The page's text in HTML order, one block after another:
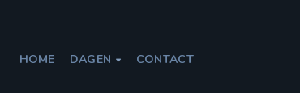
HOME DAGEN  CONTACT